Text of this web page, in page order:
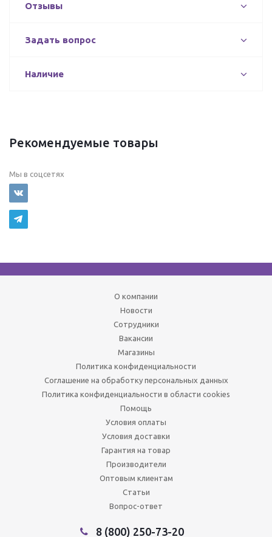
Отзывы
Задать вопрос
Наличие
Рекомендуемые товары
Мы в соцсетях
О компании
Новости
Сотрудники
Вакансии
Магазины
Политика конфиденциальности
Соглашение на обработку персональных данных
Политика конфиденциальности в области cookies
Помощь
Условия оплаты
Условия доставки
Гарантия на товар
Производители
Оптовым клиентам
Статьи
Вопрос-ответ
8 (800) 250-73-20